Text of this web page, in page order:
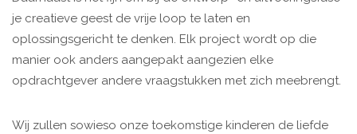
je creatieve geest de vrije loop te laten en
oplossingsgericht te denken. Elk project wordt op die
manier ook anders aangepakt aangezien elke
opdrachtgever andere vraagstukken met zich meebrengt.
Wij zullen sowieso onze toekomstige kinderen de liefde